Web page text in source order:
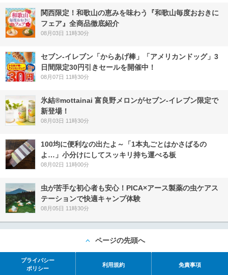
関西限定！和歌山の恵みを味わう『和歌山毎度おおきに
フェア』全商品徹底紹介
08月03日 11時30分
セブン‐イレブン「からあげ棒」「アメリカンドッグ」3
日間限定30円引きセールを開催中！
08月07日 11時30分
氷結®mottainai 富良野メロンがセブン‐イレブン限定で
新登場！
08月03日 11時30分
100均に便利なの出たよ～「1本丸ごとはかさばるの
よ…」小分けにしてスッキリ持ち運べる板
08月02日 11時00分
虫が苦手な初心者も安心！PICA×アース製薬の虫ケアス
テーションで快適キャンプ体験
08月05日 11時30分
ページの先頭へ
プライバシー
ポリシー
利用規約 免責事項